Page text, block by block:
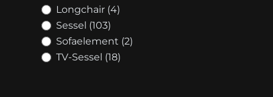
Longchair (4)
Sessel (103)
Sofaelement (2)
TV-Sessel (18)